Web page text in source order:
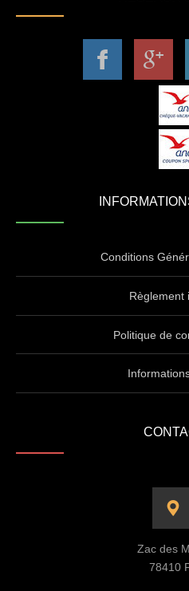
Conditions
Règlement
Politique de
Zac des
78410